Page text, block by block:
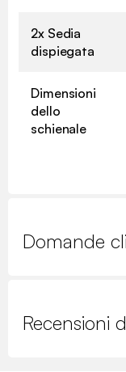
2x Sedia
dispiegata
Dimensioni
dello
schienale
Domande
Recensioni